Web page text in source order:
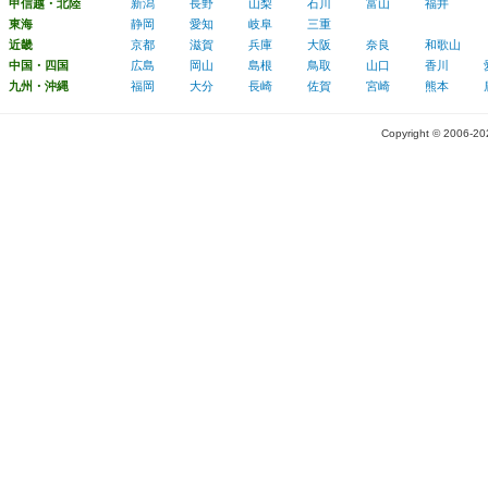
甲信越・北陸 新潟 長野 山梨 石川 富山
福井
東海
静岡 愛知 岐阜
三重
近畿
京都 滋賀 兵庫 大阪 奈良
和歌山
中国・四国
広島 岡山 島根 鳥取 山口 香川
九州・沖縄
福岡 大分 長崎 佐賀 宮崎 熊本
Copyright © 2006-